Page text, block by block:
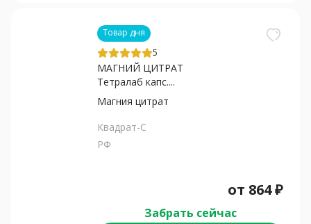
Товар дня
5
МАГНИЙ ЦИТРАТ
Тетралаб капс....
Магния цитрат
Квадрат-С
РФ
от 864₽
Забрать сейчас